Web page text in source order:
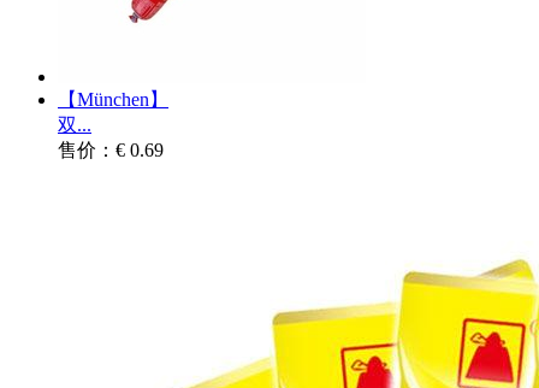
【München】
双...
售价：€ 0.69